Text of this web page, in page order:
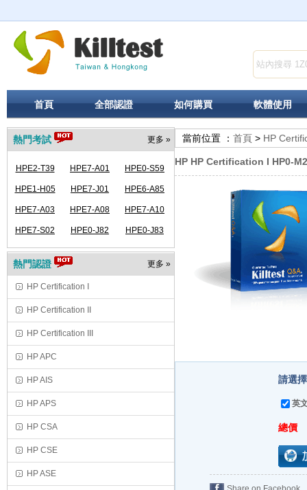
首頁 全部認證 如何購買 軟體使用
更多 »
熱門考試
HPE2-T39 HPE7-A01 HPE0-S59
HPE1-H05 HPE7-J01 HPE6-A85
HPE7-A03 HPE7-A08 HPE7-A10
HPE7-S02 HPE0-J82 HPE0-J83
更多 »
熱門認證
HP Certification I
HP Certification II
HP Certification III
HP APC
HP AIS
HP APS
HP CSA
HP CSE
HP ASE
當前位置 ： 首頁 > HP
HP HP Certification I HP0-
請選
英
總價